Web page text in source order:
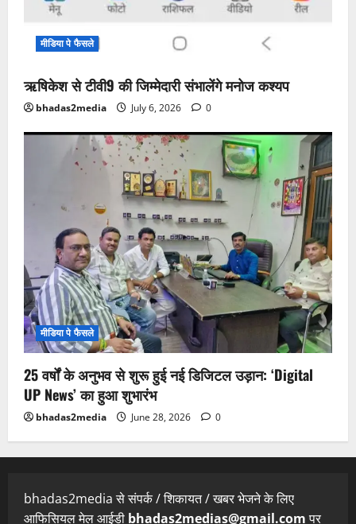
मीडिया पे फैसले
ऋषिकेश से टीवी9 की जिम्मेदारी संभालेंगे मनोज कश्यप
bhadas2media July 6, 2026 0
मीडिया पे फैसले
25 वर्षों के अनुभव से शुरू हुई नई डिजिटल उड़ान: ‘Digital
UP News’ का हुआ शुभारंभ
bhadas2media June 28, 2026 0
bhadas2media से संपर्क / शिकायत / खबर भेजने के लिए
आफिसियल मेल आईडी bhadas2medias@gmail.comपर